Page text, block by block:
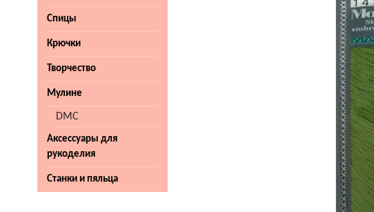
Спицы
Крючки
Творчество
Мулине
DMC
Аксессуары для
рукоделия
Станки и пяльца